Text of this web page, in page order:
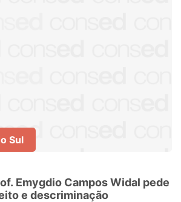
Sul
Emygdio Campos Widal pede
e descriminação